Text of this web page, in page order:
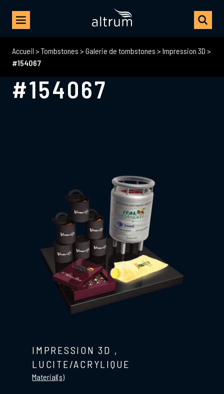
Accueil > Tombstones > Galerie de tombstones > Impression 3D >
#154067
#154067
IMPRESSION 3D ,
LUCITE/ACRYLIQUE
Material(s)